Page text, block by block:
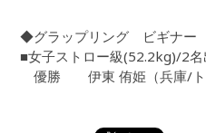
◆グラップリング ビギナー
■女子ストロー級(52.2kg)/2
優勝 伊東 侑姫（兵庫/ト